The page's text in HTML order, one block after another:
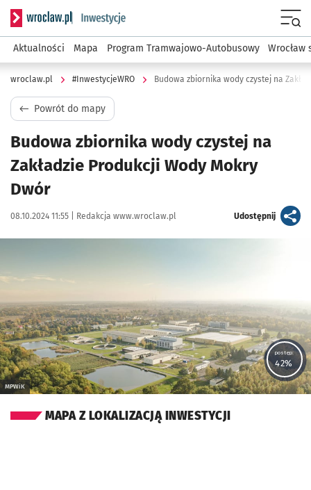
Serwis informacyjny wroclaw.pl podserwis:
Aktualności Mapa Program Tramwajowo-Autobusowy Wrocław
wroclaw.pl #InwestycjeWRO Budowa zbiornika wody czystej na
Powrót do mapy
Budowa zbiornika wody czystej na
Zakładzie Produkcji Wody Mokry
Dwór
Data publikacji:
08.10.2024 11:55 | Autor:
Redakcja www.wroclaw.pl Udostępnijartykuł
MPWiK
postęp:
42%
MAPA Z LOKALIZACJĄ INWESTYCJI